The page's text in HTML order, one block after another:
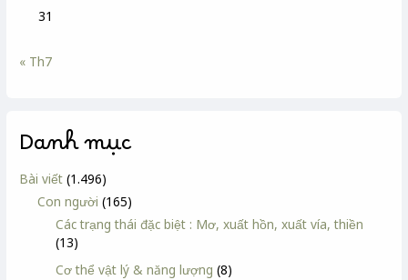
31
« Th7
Danh mục
Bài viết (1.496)
Con người (165)
Các trạng thái đặc biệt : Mơ, xuất hồn, xuất vía, thiền
(13)
Cơ thể vật lý & năng lượng (8)